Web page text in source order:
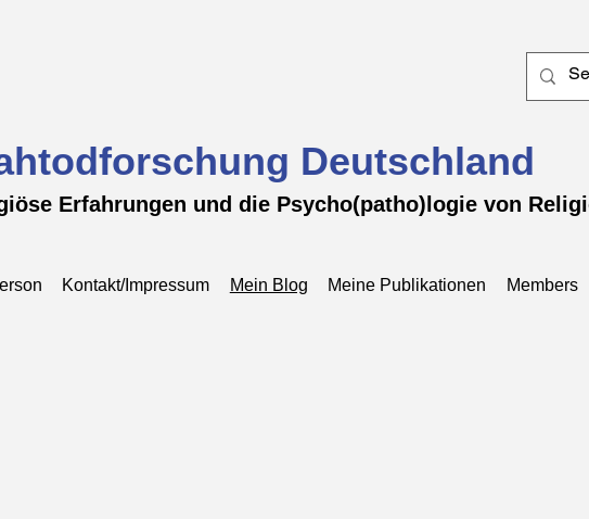
Deutschland
Erfahrungen und die Psycho(patho)logie von
Kontakt/Impressum Mein Blog Meine Publikationen Members